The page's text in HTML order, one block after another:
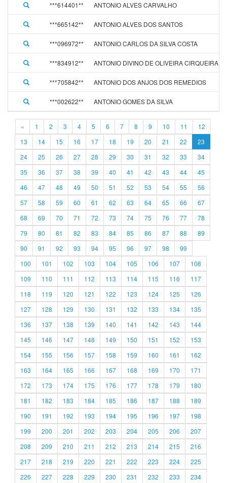
***614401** ANTONIO ALVES CARVALHO
***665142** ANTONIO ALVES DOS SANTOS
***096972** ANTONIO CARLOS DA SILVA COSTA
***834912** ANTONIO DIVINO DE OLIVEIRA CIRQUEIRA
***705842** ANTONIO DOS ANJOS DOS REMEDIOS
***002622** ANTONIO GOMES DA SILVA
« 1 2 3 4 5 6 7 8 9 10 11
12
13
14 15 16 17 18 19 20 21 22
23
24
25 26 27 28 29 30 31 32 33
34
35
36 37 38 39 40 41 42 43 44
45
46
47 48 49 50 51 52 53 54 55
56
57
58 59 60 61 62 63 64 65 66
67
68
69 70 71 72 73 74 75 76 77
78
79
80 81 82 83 84 85 86 87 88
89
90
91 92 93 94 95 96 97 98
99
100
101 102 103 104 105 106 107
108
109
110 111 112 113 114 115 116
117
118
119 120 121 122 123 124 125
126
127
128 129 130 131 132 133 134
135
136
137 138 139 140 141 142 143
144
145
146 147 148 149 150 151 152
153
154
155 156 157 158 159 160 161
162
163
164 165 166 167 168 169 170
171
172
173 174 175 176 177 178 179
180
181
182 183 184 185 186 187 188
189
190
191 192 193 194 195 196 197
198
199
200 201 202 203 204 205 206
207
208
209 210 211 212 213 214 215
216
217
218 219 220 221 222 223 224
225
226
227 228 229 230 231 232 233 234